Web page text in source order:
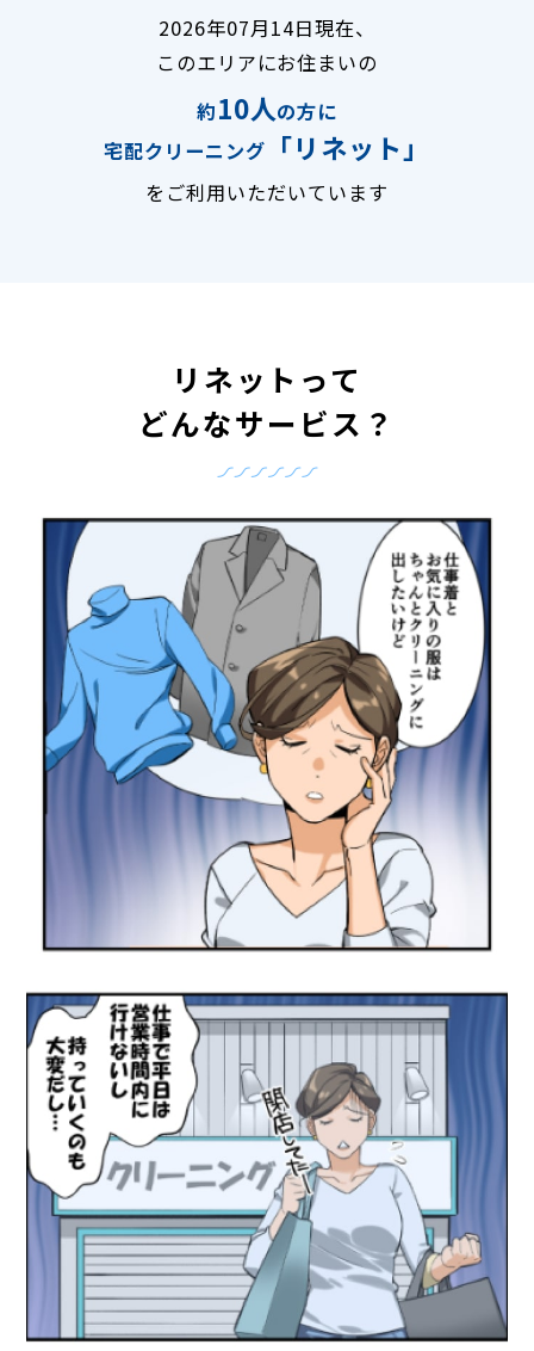
2026年07月14日現在、
このエリアにお住まいの
約10人の方に
宅配クリーニング
「リネット」
をご利用いただいています
リネットって
どんなサービス？